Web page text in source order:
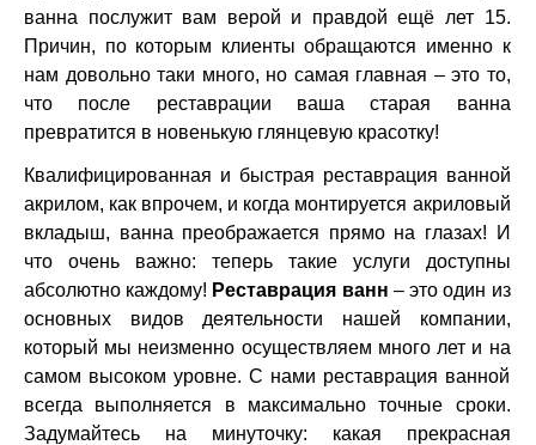
ванна послужит вам верой и правдой ещё лет 15.
Причин, по которым клиенты обращаются именно к
нам довольно таки много, но самая главная – это то,
что после реставрации ваша старая ванна
превратится в новенькую глянцевую красотку!
Квалифицированная и быстрая реставрация ванной
акрилом, как впрочем, и когда монтируется акриловый
вкладыш, ванна преображается прямо на глазах! И
что очень важно: теперь такие услуги доступны
абсолютно каждому! Реставрация ванн – это один из
основных видов деятельности нашей компании,
который мы неизменно осуществляем много лет и на
самом высоком уровне. С нами реставрация ванной
всегда выполняется в максимально точные сроки.
Задумайтесь на минуточку: какая прекрасная